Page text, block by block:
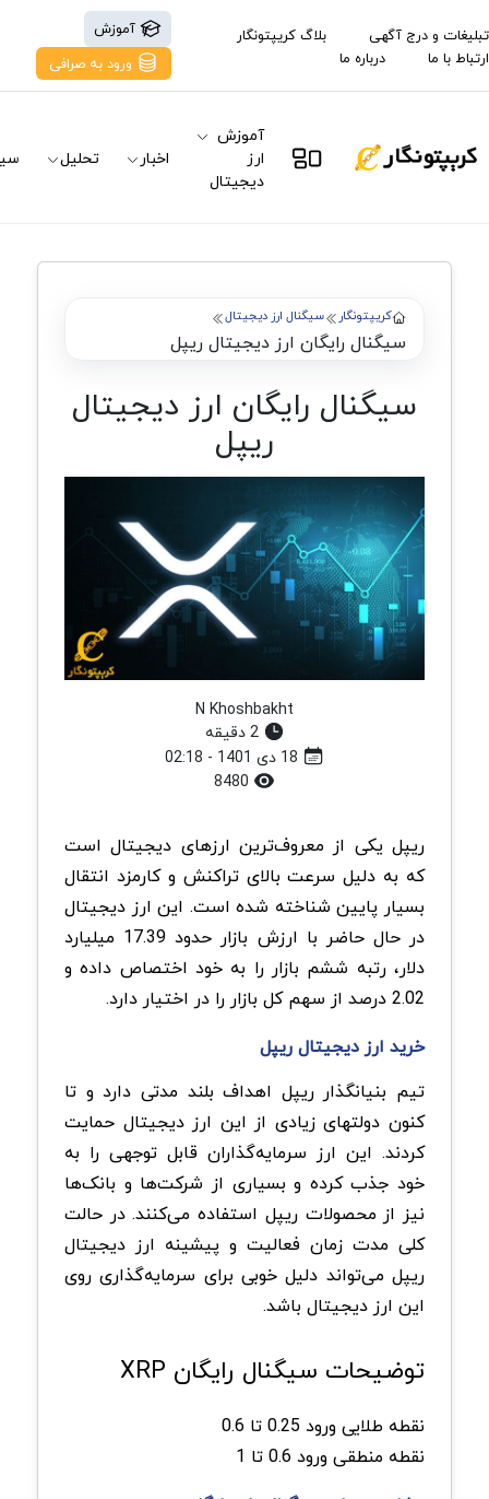
تبلیغات و درج آگهی
بلاگ کریپتونگار
ارتباط با ما
درباره ما
آموزش
ورود به صرافی
آموزش
ارز
دیجیتال
اخبار تحلیل
کریپتونگار سیگنال ارز دیجیتال
سیگنال رایگان ارز دیجیتال ریپل
سیگنال رایگان ارز دیجیتال
ریپل
N Khoshbakht
2 دقیقه
ریپل یکی از معروف‌ترین ارزهای دیجیتال است
که به دلیل سرعت بالای تراکنش و کارمزد انتقال
بسیار پایین شناخته شده است. این ارز دیجیتال
در حال حاضر با ارزش بازار حدود 17.39 میلیارد
دلار، رتبه ششم بازار را به خود اختصاص داده و
2.02 درصد از سهم کل بازار را در اختیار دارد.
خرید ارز دیجیتال ریپل
تیم بنیانگذار ریپل اهداف بلند مدتی دارد و تا
کنون دولتهای زیادی از این ارز دیجیتال حمایت
کردند. این ارز سرمایه‌گذاران قابل توجهی را به
خود جذب کرده و بسیاری از شرکت‌ها و بانک‌ها
نیز از محصولات ریپل استفاده می‌کنند. در حالت
کلی مدت زمان فعالیت و پیشینه ارز دیجیتال
ریپل می‌تواند دلیل خوبی برای سرمایه‌گذاری روی
این ارز دیجیتال باشد.
توضیحات سیگنال رایگان XRP
نقطه طلایی ورود 0.25 تا 0.6
نقطه منطقی ورود 0.6 تا 1